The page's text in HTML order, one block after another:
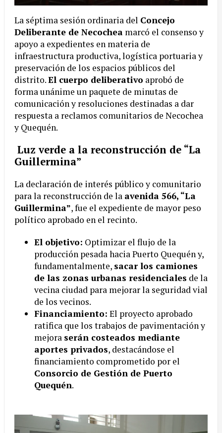
La séptima sesión ordinaria del Concejo
Deliberante de Necochea marcó el consenso y
apoyo a expedientes en materia de
infraestructura productiva, logística portuaria y
preservación de los espacios públicos del
distrito.El cuerpo deliberativo aprobó de
forma unánime un paquete de minutas de
comunicación y resoluciones destinadas a dar
respuesta a reclamos comunitarios de Necochea
y Quequén.
Luz verde a la reconstrucción de “La
Guillermina”
La declaración de interés público y comunitario
para la reconstrucción de la avenida 566, “La
Guillermina”, fue el expediente de mayor peso
político aprobado en el recinto.
El objetivo: Optimizar el flujo de la
producción pesada hacia Puerto Quequén y,
fundamentalmente, sacar los camiones
de las zonas urbanas residenciales de la
vecina ciudad para mejorar la seguridad vial
de los vecinos.
Financiamiento: El proyecto aprobado
ratifica que los trabajos de pavimentación y
mejora serán costeados mediante
aportes privados, destacándose el
financiamiento comprometido por el
Consorcio de Gestión de Puerto
Quequén.